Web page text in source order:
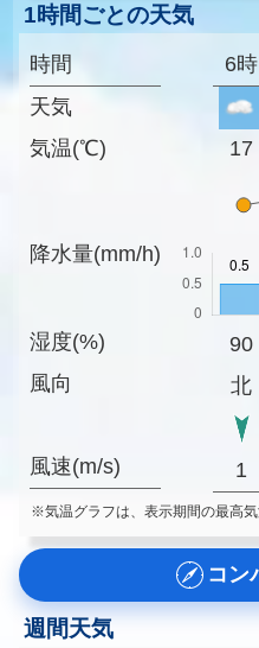
1時間ごとの天気
時間
天気
気温(℃)
降水量(mm/h)
湿度(%)
風向
風速(m/s)
6時
17
90
北
1
※気温グラフは、表示期間の最高気
コン
週間天気